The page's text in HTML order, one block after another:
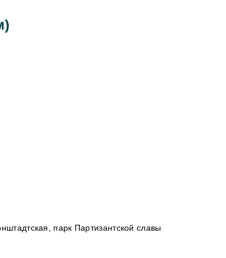
парк Партизантской славы